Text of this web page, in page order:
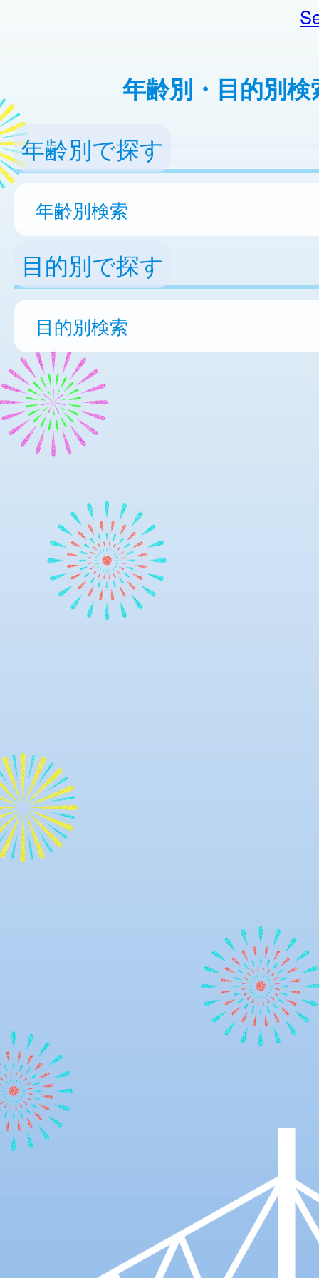
年齢別・目的別検
年齢別で探す
年齢別検索
目的別で探す
目的別検索